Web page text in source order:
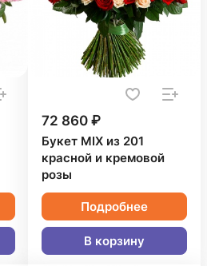
72 860 ₽
Букет MIX из 201
красной и кремовой
розы
Подробнее
В корзину